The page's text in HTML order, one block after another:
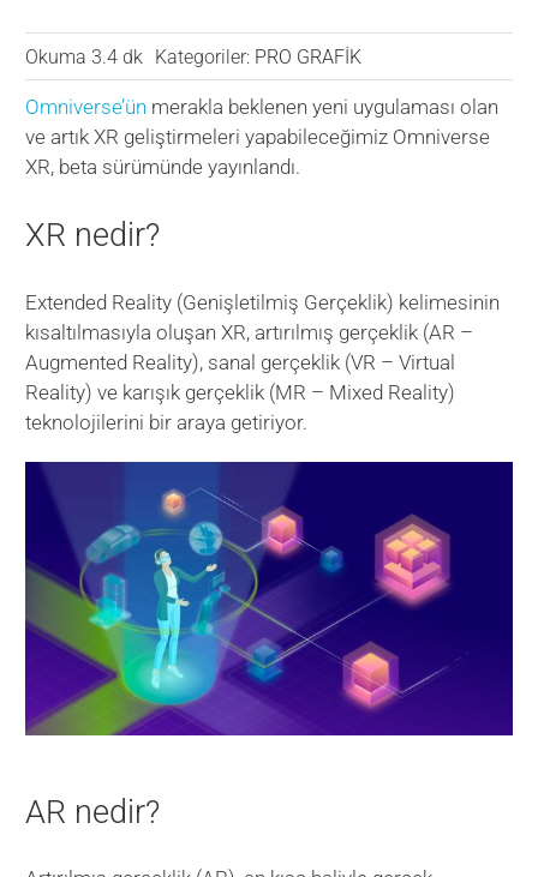
Okuma 3.4 dk Kategoriler: PRO GRAFİK
Omniverse’ün merakla beklenen yeni uygulaması olan
ve artık XR geliştirmeleri yapabileceğimiz Omniverse
XR, beta sürümünde yayınlandı.
XR nedir?
Extended Reality (Genişletilmiş Gerçeklik) kelimesinin
kısaltılmasıyla oluşan XR, artırılmış gerçeklik (AR –
Augmented Reality), sanal gerçeklik (VR – Virtual
Reality) ve karışık gerçeklik (MR – Mixed Reality)
teknolojilerini bir araya getiriyor.
AR nedir?